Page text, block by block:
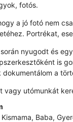
fotós.
a jó fotó nem
Portrékat,
nyugodt és
is
dokumentálom a
vagy utómunkát
Baba,